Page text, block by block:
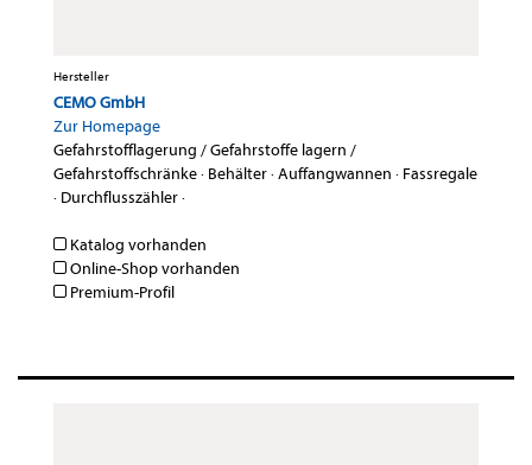
Hersteller
CEMO GmbH
Zur Homepage
Gefahrstofflagerung / Gefahrstoffe lagern /
Gefahrstoffschränke· Behälter·Auffangwannen · Fassregale
· Durchflusszähler·
Katalog vorhanden
Online-Shop vorhanden
Premium-Profil